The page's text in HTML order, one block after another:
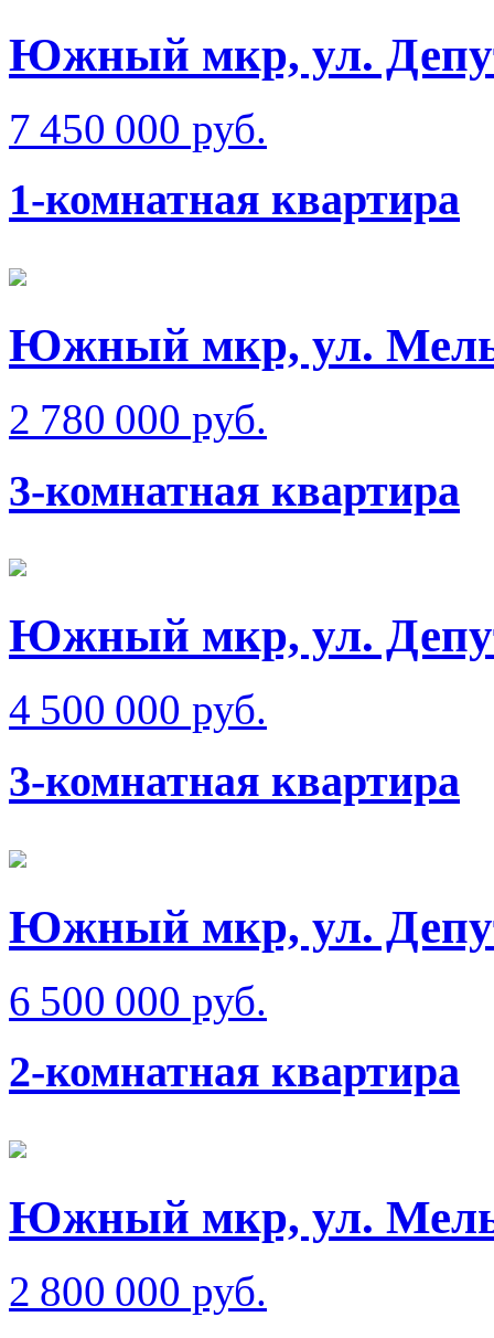
Южный мкр, ул.
7 450 000 руб.
1-комнатная квартира
Южный мкр, ул.
2 780 000 руб.
3-комнатная квартира
Южный мкр, ул.
4 500 000 руб.
3-комнатная квартира
Южный мкр, ул.
6 500 000 руб.
2-комнатная квартира
Южный мкр, ул.
2 800 000 руб.